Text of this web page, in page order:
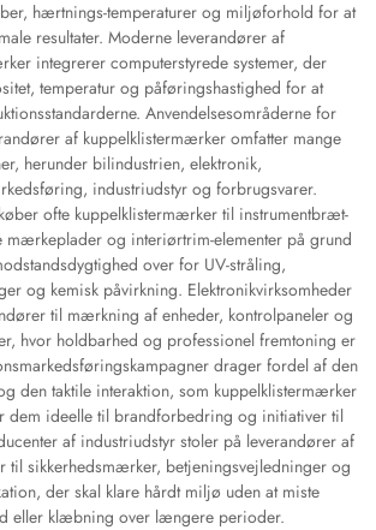
hærtnings-temperaturer og miljøforhold for at
resultater. Moderne leverandører af
integrerer computerstyrede systemer, der
temperatur og påføringshastighed for at
Anvendelsesområderne for
af kuppelklistermærker omfatter mange
herunder bilindustrien, elektronik,
industriudstyr og forbrugsvarer.
ofte kuppelklistermærker til instrumentbræt-
mærkeplader og interiørtrim-elementer på grund
over for UV-stråling,
og kemisk påvirkning. Elektronikvirksomheder
til mærkning af enheder, kontrolpaneler og
hvor holdbarhed og professionel fremtoning er
drager fordel af den
den taktile interaktion, som kuppelklistermærker
dem ideelle til brandforbedring og initiativer til
af industriudstyr stoler på leverandører af
til sikkerhedsmærker, betjeningsvejledninger og
der skal klare hårdt miljø uden at miste
eller klæbning over længere perioder.